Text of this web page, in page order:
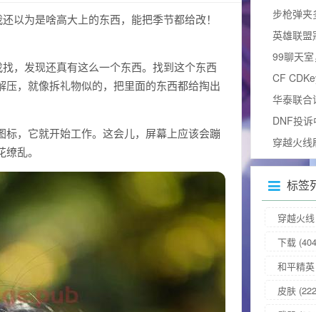
以为是啥高大上的东西，能把季节都给改！
，发现还真有这么一个东西。找到这个东西
，就像拆礼物似的，把里面的东西都给掏出
，它就开始工作。这会儿，屏幕上应该会蹦
乱。
标签
穿越火线
下载
和平精英
皮肤